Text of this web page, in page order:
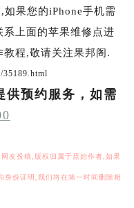
果您的iPhone手机需
上面的苹果维修点进
程,敬请关注果邦阁.
35189.html
预约服务，如需
友投稿,版权归属于原始作者,如果
身份证明,我们将在第一时间删除相